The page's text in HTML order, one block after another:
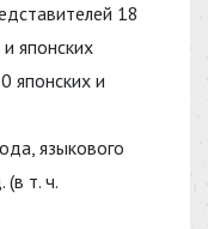
18
японских
японских и
языкового
(в т. ч.